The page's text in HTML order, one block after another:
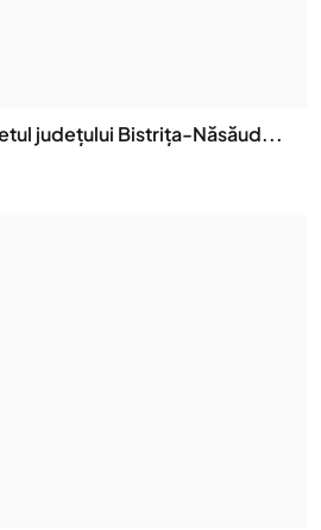
județului Bistrița-Năsăud...